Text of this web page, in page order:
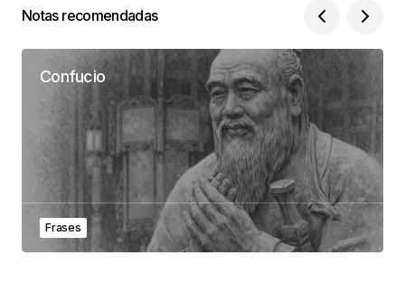
Notas recomendadas
Confucio
Frases